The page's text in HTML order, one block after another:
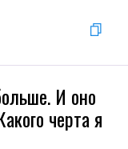
И оно
черта я